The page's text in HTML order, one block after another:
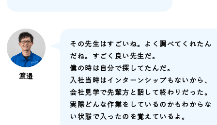
渡邉
その先生はすごいね。よく調べてくれたん
だね。すごく良い先生だ。
僕の時は自分で探してたんだ。
入社当時はインターンシップもないから、
会社見学で先輩方と話して終わりだった。
実際どんな作業をしているのかもわからな
い状態で入ったのを覚えているよ。